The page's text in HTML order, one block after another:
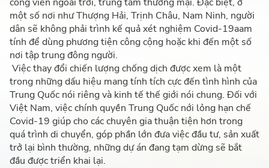
một số nơi như Thượng Hải, Trịnh Châu, Nam Ninh, người
dân sẽ không phải trình kế quả xét nghiệm Covid-19aam
tính để dùng phương tiện công cộng hoặc khi đến một số
nơi tập trung đông người.
Việc thay đổi chiến lượng chống dịch được xem là một
trong những dấu hiệu mang tính tích cực đến tình hình của
Trung Quốc nói riêng và kinh tế thế giới nói chung. Đối với
Việt Nam, việc chính quyền Trung Quốc nới lỏng hạn chế
Covid-19 giúp cho các chuyên gia thuận tiện hơn trong
quá trình di chuyển, góp phần lớn đưa việc đầu tư, sản xuất
trở lại bình thường, những dự án đang tạm dừng sẽ bắt
đầu được triển khai lại.